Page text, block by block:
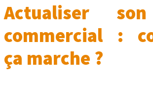
Actualiser
commercial :
ça marche ?